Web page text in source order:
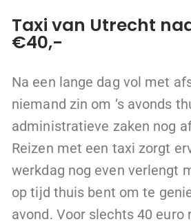
Taxi van Utrecht
€40,-
Na een lange dag vol met
niemand zin om ’s avonds
administratieve zaken nog
Reizen met een taxi zorgt
werkdag nog even verlengt
op tijd thuis bent om te
avond. Voor slechts 40 euro